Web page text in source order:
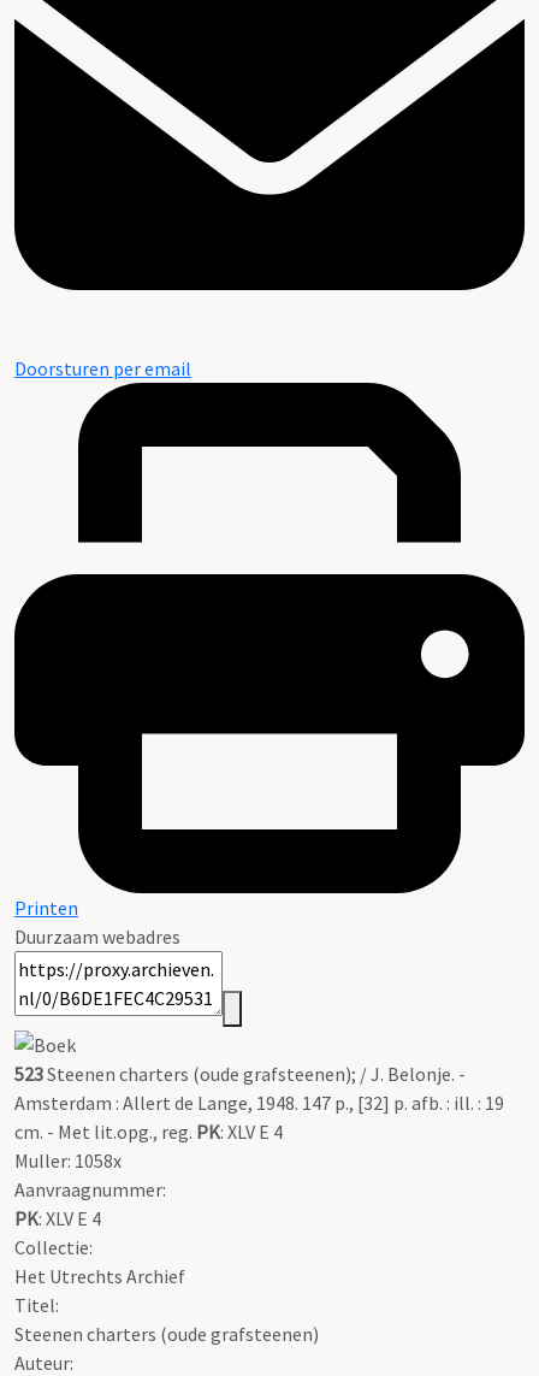
Doorsturen per email
Printen
Duurzaam webadres
523Steenen charters (oude grafsteenen); / J. Belonje. -
Amsterdam : Allert de Lange, 1948. 147 p., [32] p. afb. : ill. : 19
cm. - Met lit.opg., reg. PK: XLV E 4
Muller: 1058x
Aanvraagnummer:
PK: XLV E 4
Collectie:
Het Utrechts Archief
Titel:
Steenen charters (oude grafsteenen)
Auteur: